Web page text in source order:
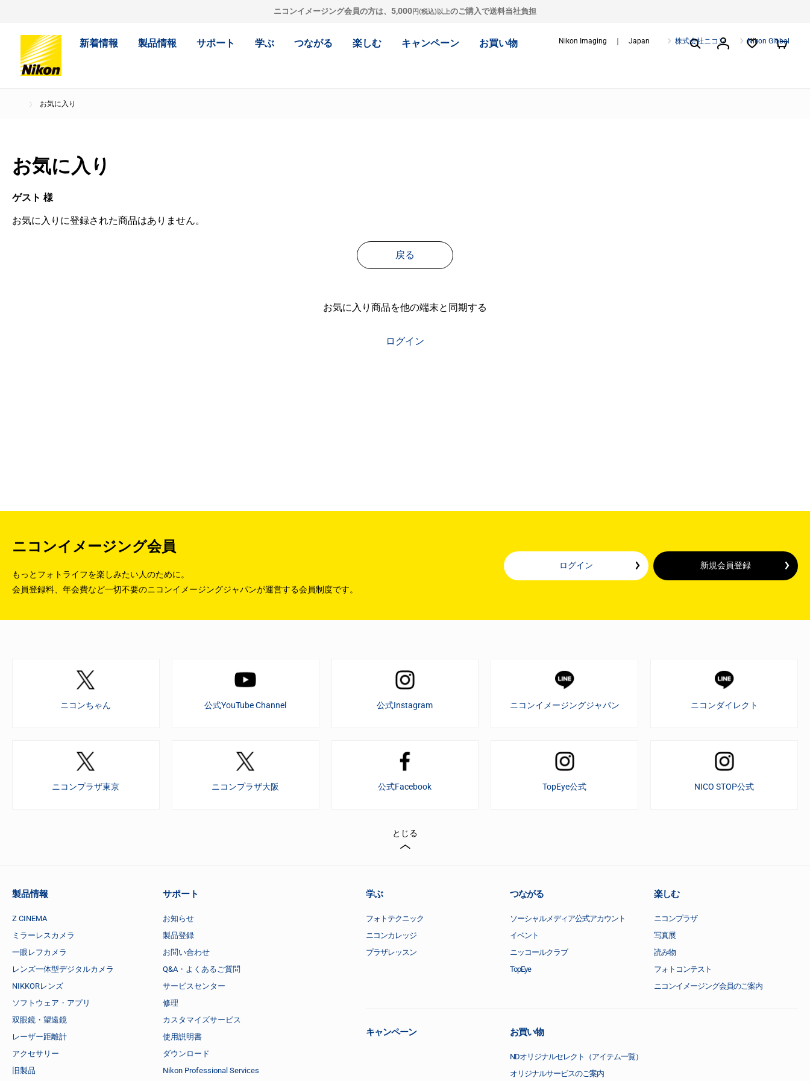
ニコンイメージング会員の方は、 5,000円(税込)以上のご購入で送料当社負担
新着情報 製品情報 サポート 学ぶ つながる 楽しむ キャンペーン お買い物 Nikon Imaging ｜ Japan 株式会社ニコン Nikon Global
お気に入り
お気に入り
ゲスト 様
お気に入りに登録された商品はありません。
戻る
お気に入り商品を他の端末と同期する
ログイン
ニコンイメージング会員
もっとフォトライフを楽しみたい人のために。
会員登録料、年会費など一切不要のニコンイメージングジャパンが運営する会員制度です。
ログイン 新規会員登録
ニコンちゃん 公式YouTube Channel 公式Instagram ニコンイメージングジャパン ニコンダイレクト
ニコンプラザ東京 ニコンプラザ大阪 公式Facebook TopEye公式 NICO STOP公式
とじる
製品情報
Z CINEMA
ミラーレスカメラ
一眼レフカメラ
レンズ一体型デジタルカメラ
NIKKORレンズ
ソフトウェア・アプリ
双眼鏡・望遠鏡
レーザー距離計
アクセサリー
旧製品
サポート
お知らせ
製品登録
お問い合わせ
Q&A・よくあるご質問
サービスセンター
修理
カスタマイズサービス
使用説明書
ダウンロード
Nikon Professional Services
学ぶ
フォトテクニック
ニコンカレッジ
プラザレッスン
つながる
ソーシャルメディア公式アカウント
イベント
ニッコールクラブ
TopEye
楽しむ
ニコンプラザ
写真展
読み物
フォトコンテスト
ニコンイメージング会員のご案内
キャンペーン お買い物
NDオリジナルセレクト（アイテム一覧）
オリジナルサービスのご案内